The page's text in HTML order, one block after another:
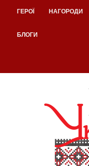
ГЕРОЇ НАГОРОДИ
БЛОГИ